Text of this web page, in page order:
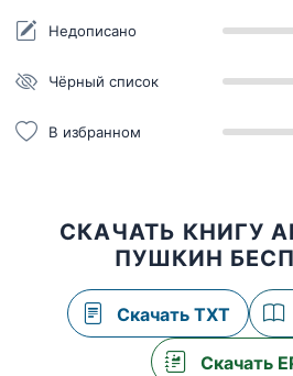
Недописано
Чёрный список
В избранном
СКАЧАТЬ КНИГУ
ПУШКИН
Скачать TXT
Скачать